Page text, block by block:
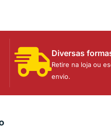
Diversas
Retire na loja ou
envio.